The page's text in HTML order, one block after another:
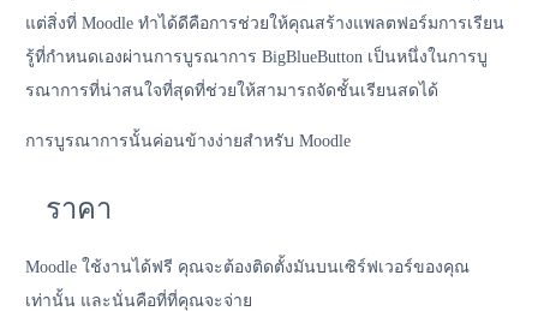
แต่สิ่งที่ Moodle ทำได้ดีคือการช่วยให้คุณสร้างแพลตฟอร์มการเรียน
รู้ที่กำหนดเองผ่านการบูรณาการ BigBlueButton เป็นหนึ่งในการบู
รณาการที่น่าสนใจที่สุดที่ช่วยให้สามารถจัดชั้นเรียนสดได้
การบูรณาการนั้นค่อนข้างง่ายสำหรับ Moodle
ราคา
Moodle ใช้งานได้ฟรี คุณจะต้องติดตั้งมันบนเซิร์ฟเวอร์ของคุณ
เท่านั้น และนั่นคือที่ที่คุณจะจ่าย